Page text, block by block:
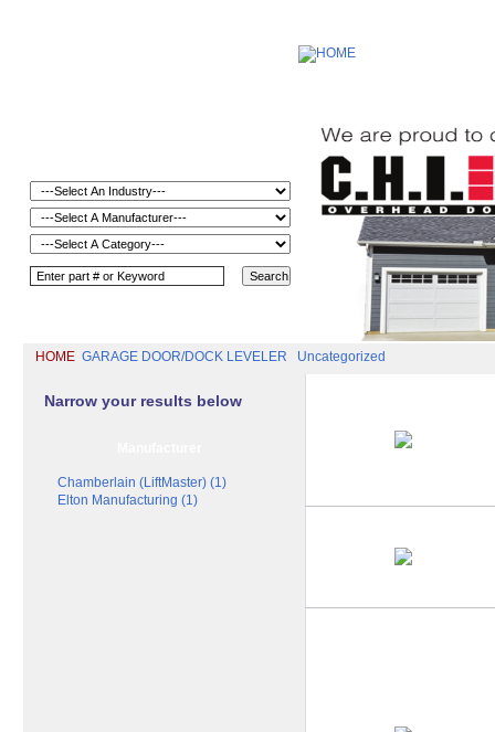
HOME GARAGE DOOR/DOCK LEVELER Uncategorized
Narrow your results below
Chamberlain (LiftMaster) (1)
Elton Manufacturing (1)